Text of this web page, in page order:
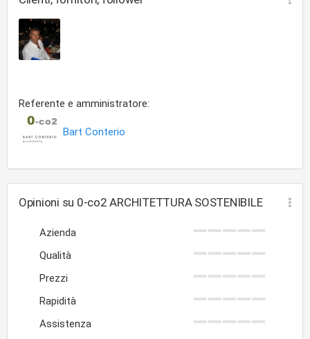
Referente e amministratore:
Bart Conterio
Opinioni su 0-co2 ARCHITETTURA SOSTENIBILE
Azienda
Qualità
Prezzi
Rapidità
Assistenza